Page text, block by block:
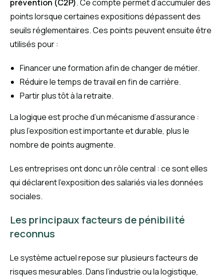
prévention (C2P). Ce compte permet d’accumuler des
points lorsque certaines expositions dépassent des
seuils réglementaires. Ces points peuvent ensuite être
utilisés pour :
Financer une formation afin de changer de métier.
Réduire le temps de travail en fin de carrière.
Partir plus tôt à la retraite.
La logique est proche d’un mécanisme d’assurance :
plus l’exposition est importante et durable, plus le
nombre de points augmente.
Les entreprises ont donc un rôle central : ce sont elles
qui déclarent l’exposition des salariés via les données
sociales.
Les principaux facteurs de pénibilité
reconnus
Le système actuel repose sur plusieurs facteurs de
risques mesurables. Dans l’industrie ou la logistique,